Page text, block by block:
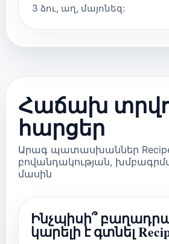
3 ձու, աղ, մայոնեզ:
Հաճախ
հարցեր
Արագ պատասխաններ
բովանդակության,
մասին
Ինչպիսի՞
կարելի է գտնել